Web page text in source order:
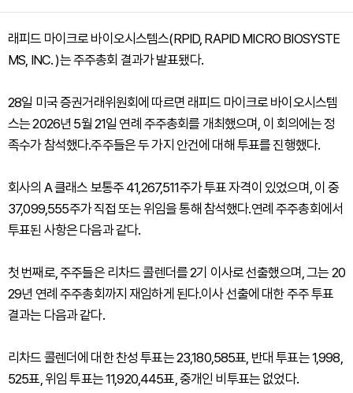
래피드 마이크로 바이오시스템스(RPID, RAPID MICRO BIOSYSTE
MS, INC. )는 주주총회 결과가 발표됐다.
28일 미국 증권거래위원회에 따르면 래피드 마이크로 바이오시스템
스는 2026년 5월 21일 연례 주주총회를 개최했으며, 이 회의에는 정
족수가 참석했다.주주들은 두 가지 안건에 대해 투표를 진행했다.
회사의 A 클래스 보통주 41,267,511주가 투표 자격이 있었으며, 이 중
37,099,555주가 직접 또는 위임을 통해 참석했다.연례 주주총회에서
투표된 사항은 다음과 같다.
첫 번째로, 주주들은 리차드 콜렌더를 2기 이사로 선출했으며, 그는 20
29년 연례 주주총회까지 재임하게 된다.이사 선출에 대한 주주 투표
결과는 다음과 같다.
리차드 콜렌더에 대한 찬성 투표는 23,180,585표, 반대 투표는 1,998,
525표, 위임 투표는 11,920,445표, 중개인 비투표는 없었다.